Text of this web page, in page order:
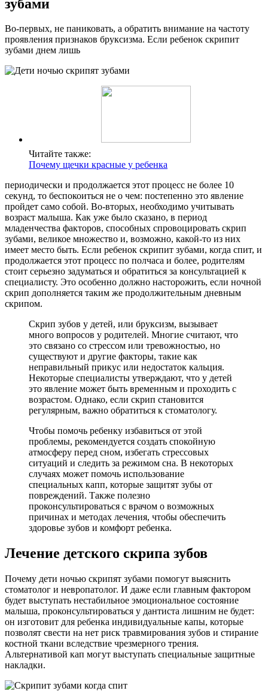
зубами
Во-первых, не паниковать, а обратить внимание на частоту
проявления признаков бруксизма. Если ребенок скрипит
зубами днем лишь
Читайте также:
Почему щечки красные у ребенка
периодически и продолжается этот процесс не более 10
секунд, то беспокоиться не о чем: постепенно это явление
пройдет само собой. Во-вторых, необходимо учитывать
возраст малыша. Как уже было сказано, в период
младенчества факторов, способных спровоцировать скрип
зубами, великое множество и, возможно, какой-то из них
имеет место быть. Если ребенок скрипит зубами, когда спит, и
продолжается этот процесс по полчаса и более, родителям
стоит серьезно задуматься и обратиться за консультацией к
специалисту. Это особенно должно насторожить, если ночной
скрип дополняется таким же продолжительным дневным
скрипом.
Скрип зубов у детей, или бруксизм, вызывает
много вопросов у родителей. Многие считают, что
это связано со стрессом или тревожностью, но
существуют и другие факторы, такие как
неправильный прикус или недостаток кальция.
Некоторые специалисты утверждают, что у детей
это явление может быть временным и проходить с
возрастом. Однако, если скрип становится
регулярным, важно обратиться к стоматологу.
Чтобы помочь ребенку избавиться от этой
проблемы, рекомендуется создать спокойную
атмосферу перед сном, избегать стрессовых
ситуаций и следить за режимом сна. В некоторых
случаях может помочь использование
специальных капп, которые защитят зубы от
повреждений. Также полезно
проконсультироваться с врачом о возможных
причинах и методах лечения, чтобы обеспечить
здоровье зубов и комфорт ребенка.
Лечение детского скрипа зубов
Почему дети ночью скрипят зубами помогут выяснить
стоматолог и невропатолог. И даже если главным фактором
будет выступать нестабильное эмоциональное состояние
малыша, проконсультироваться у дантиста лишним не будет:
он изготовит для ребенка индивидуальные капы, которые
позволят свести на нет риск травмирования зубов и стирание
костной ткани вследствие чрезмерного трения.
Альтернативой кап могут выступать специальные защитные
накладки.